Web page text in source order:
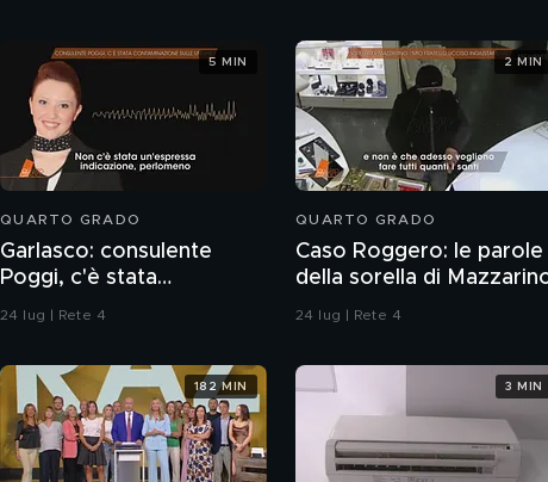
QUARTO GRADO
Garlasco: consulente
Poggi, c'è stata
contaminazione sulle
24 lug | Rete 4
5 MIN
QUARTO GRADO
Caso Roggero: le parole
della sorella di
24 lug | Rete 4
2 MIN
182 MIN 3 MIN